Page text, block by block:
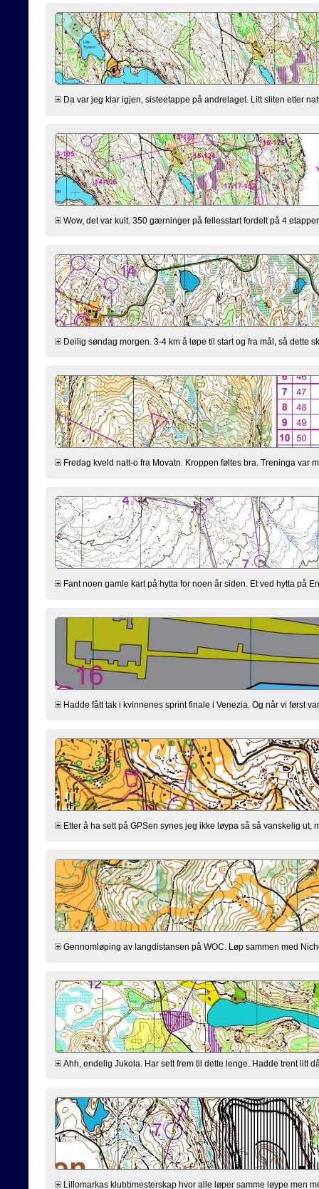
Da var jeg klar igjen, sisteetappe på andrelaget. Litt sliten etter
Wow, det var kult. 350 gærninger på fellesstart fordelt på 4
Deilig søndag morgen. 3-4 km å løpe til start og fra mål, så dette
Fredag kveld natt-o fra Movatn. Kroppen føltes bra. Treninga var
Fant noen gamle kart på hytta for noen år siden. Et ved hytta på
Hadde fått tak i kvinnenes sprint finale i Venezia. Og når vi først
Etter å ha sett på GPSen synes jeg ikke løypa så så vanskelig ut,
Gennomløping av langdistansen på WOC. Løp sammen med
Ahh, endelig Jukola. Har sett frem til dette lenge. Hadde trent litt
Lillomarkas klubbmesterskap hvor alle løper samme løype men